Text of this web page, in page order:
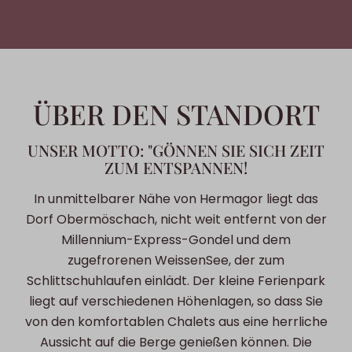
ÜBER DEN STANDORT
UNSER MOTTO: "GÖNNEN SIE SICH ZEIT
ZUM ENTSPANNEN!
In unmittelbarer Nähe von Hermagor liegt das
Dorf Obermöschach, nicht weit entfernt von der
Millennium-Express-Gondel und dem
zugefrorenen WeissenSee, der zum
Schlittschuhlaufen einlädt. Der kleine Ferienpark
liegt auf verschiedenen Höhenlagen, so dass Sie
von den komfortablen Chalets aus eine herrliche
Aussicht auf die Berge genießen können. Die